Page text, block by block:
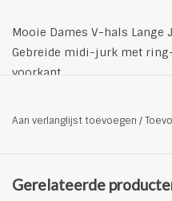
Mooie Dames V-hals Lange
Gebreide midi-jurk met
voorkant.
Kleur: gebrokenwit
Aan verlanglijst toevoegen /
Gerelateerde